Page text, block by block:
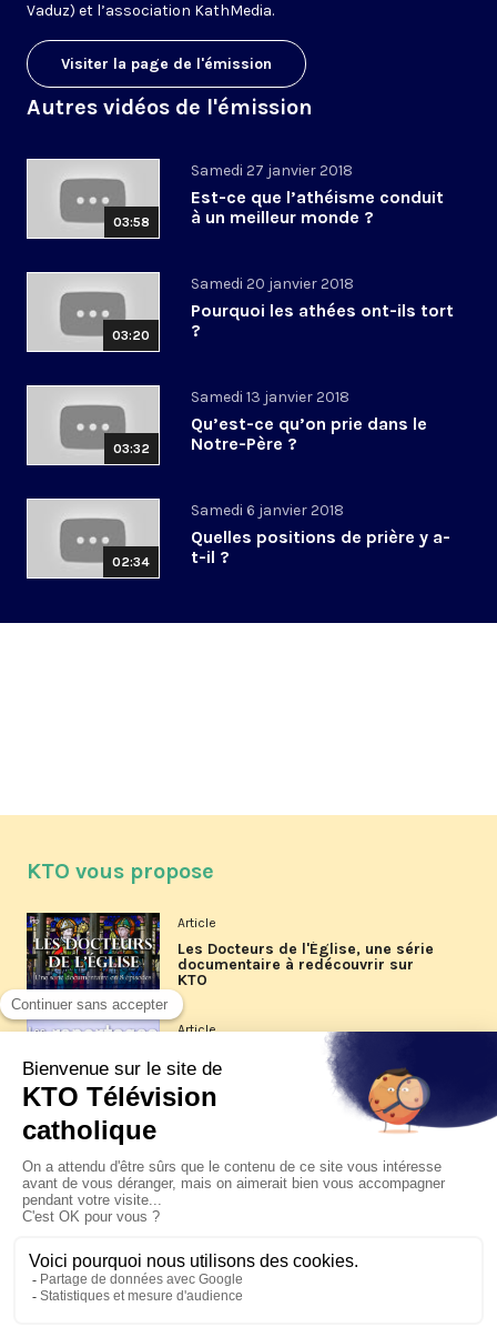
Vaduz) et l’association KathMedia.
Visiter la page de l'émission
Autres vidéos de l'émission
03:58
Samedi 27 janvier 2018
Est-ce que l’athéisme conduit
à un meilleur monde ?
03:20
Samedi 20 janvier 2018
Pourquoi les athées ont-ils tort
?
03:32
Samedi 13 janvier 2018
Qu’est-ce qu’on prie dans le
Notre-Père ?
02:34
Samedi 6 janvier 2018
Quelles positions de prière y a-
t-il ?
KTO vous propose
Article
Les Docteurs de l'Église, une série
documentaire à redécouvrir sur
KTO
Article
Les reportages d'été 2026 de KTO
La visite pastorale du pape Léon
XIV à Assise à suivre sur KTO le
jeudi 6 août
Le pape en Uruguay, Argentine et
Pérou du 6 au 17 novembre 2026